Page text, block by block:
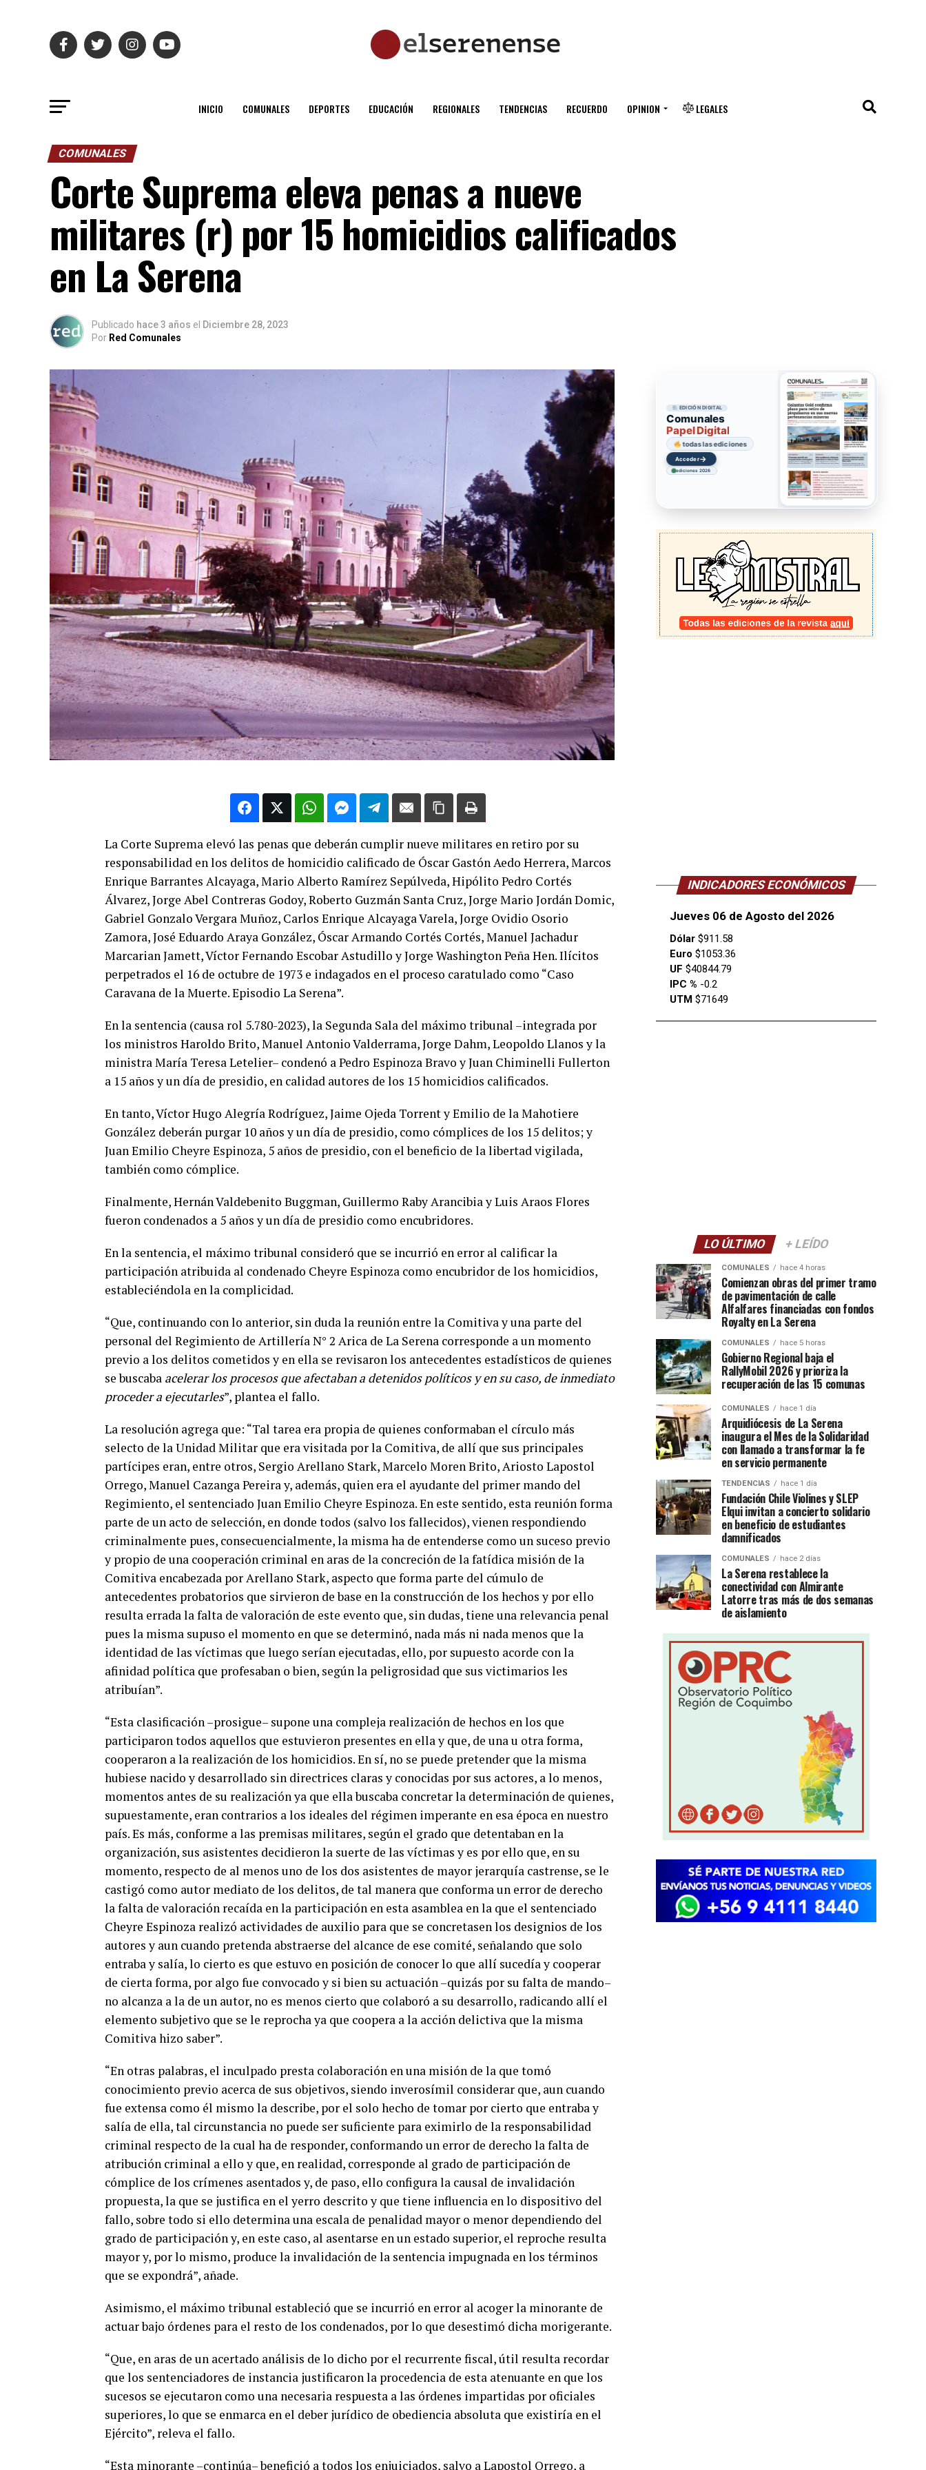
INICIO COMUNALES DEPORTES EDUCACIÓN REGIONALES TENDENCIAS RECUERDO OPINION LEGALES
COMUNALES
Corte Suprema eleva penas a nueve
militares (r) por 15 homicidios calificados
en La Serena
Publicado hace 3 años el Diciembre 28, 2023
Por Red Comunales
La Corte Suprema elevó las penas que deberán cumplir nueve militares en retiro por su
responsabilidad en los delitos de homicidio calificado de Óscar Gastón Aedo Herrera, Marcos
Enrique Barrantes Alcayaga, Mario Alberto Ramírez Sepúlveda, Hipólito Pedro Cortés
Álvarez, Jorge Abel Contreras Godoy, Roberto Guzmán Santa Cruz, Jorge Mario Jordán Domic,
Gabriel Gonzalo Vergara Muñoz, Carlos Enrique Alcayaga Varela, Jorge Ovidio Osorio
Zamora, José Eduardo Araya González, Óscar Armando Cortés Cortés, Manuel Jachadur
Marcarian Jamett, Víctor Fernando Escobar Astudillo y Jorge Washington Peña Hen. Ilícitos
perpetrados el 16 de octubre de 1973 e indagados en el proceso caratulado como “Caso
Caravana de la Muerte. Episodio La Serena”.
En la sentencia (causa rol 5.780-2023), la Segunda Sala del máximo tribunal –integrada por
los ministros Haroldo Brito, Manuel Antonio Valderrama, Jorge Dahm, Leopoldo Llanos y la
ministra María Teresa Letelier– condenó a Pedro Espinoza Bravo y Juan Chiminelli Fullerton
a 15 años y un día de presidio, en calidad autores de los 15 homicidios calificados.
En tanto, Víctor Hugo Alegría Rodríguez, Jaime Ojeda Torrent y Emilio de la Mahotiere
González deberán purgar 10 años y un día de presidio, como cómplices de los 15 delitos; y
Juan Emilio Cheyre Espinoza, 5 años de presidio, con el beneficio de la libertad vigilada,
también como cómplice.
Finalmente, Hernán Valdebenito Buggman, Guillermo Raby Arancibia y Luis Araos Flores
fueron condenados a 5 años y un día de presidio como encubridores.
En la sentencia, el máximo tribunal consideró que se incurrió en error al calificar la
participación atribuida al condenado Cheyre Espinoza como encubridor de los homicidios,
estableciéndola en la complicidad.
“Que, continuando con lo anterior, sin duda la reunión entre la Comitiva y una parte del
personal del Regimiento de Artillería N° 2 Arica de La Serena corresponde a un momento
previo a los delitos cometidos y en ella se revisaron los antecedentes estadísticos de quienes
se buscaba acelerar los procesos que afectaban a detenidos políticos y en su caso, de inmediato
proceder a ejecutarles”, plantea el fallo.
La resolución agrega que: “Tal tarea era propia de quienes conformaban el círculo más
selecto de la Unidad Militar que era visitada por la Comitiva, de allí que sus principales
partícipes eran, entre otros, Sergio Arellano Stark, Marcelo Moren Brito, Ariosto Lapostol
Orrego, Manuel Cazanga Pereira y, además, quien era el ayudante del primer mando del
Regimiento, el sentenciado Juan Emilio Cheyre Espinoza. En este sentido, esta reunión forma
parte de un acto de selección, en donde todos (salvo los fallecidos), vienen respondiendo
criminalmente pues, consecuencialmente, la misma ha de entenderse como un suceso previo
y propio de una cooperación criminal en aras de la concreción de la fatídica misión de la
Comitiva encabezada por Arellano Stark, aspecto que forma parte del cúmulo de
antecedentes probatorios que sirvieron de base en la construcción de los hechos y por ello
resulta errada la falta de valoración de este evento que, sin dudas, tiene una relevancia penal
pues la misma supuso el momento en que se determinó, nada más ni nada menos que la
identidad de las víctimas que luego serían ejecutadas, ello, por supuesto acorde con la
afinidad política que profesaban o bien, según la peligrosidad que sus victimarios les
atribuían”.
“Esta clasificación –prosigue– supone una compleja realización de hechos en los que
participaron todos aquellos que estuvieron presentes en ella y que, de una u otra forma,
cooperaron a la realización de los homicidios. En sí, no se puede pretender que la misma
hubiese nacido y desarrollado sin directrices claras y conocidas por sus actores, a lo menos,
momentos antes de su realización ya que ella buscaba concretar la determinación de quienes,
supuestamente, eran contrarios a los ideales del régimen imperante en esa época en nuestro
país. Es más, conforme a las premisas militares, según el grado que detentaban en la
organización, sus asistentes decidieron la suerte de las víctimas y es por ello que, en su
momento, respecto de al menos uno de los dos asistentes de mayor jerarquía castrense, se le
castigó como autor mediato de los delitos, de tal manera que conforma un error de derecho
la falta de valoración recaída en la participación en esta asamblea en la que el sentenciado
Cheyre Espinoza realizó actividades de auxilio para que se concretasen los designios de los
autores y aun cuando pretenda abstraerse del alcance de ese comité, señalando que solo
entraba y salía, lo cierto es que estuvo en posición de conocer lo que allí sucedía y cooperar
de cierta forma, por algo fue convocado y si bien su actuación –quizás por su falta de mando–
no alcanza a la de un autor, no es menos cierto que colaboró a su desarrollo, radicando allí el
elemento subjetivo que se le reprocha ya que coopera a la acción delictiva que la misma
Comitiva hizo saber”.
“En otras palabras, el inculpado presta colaboración en una misión de la que tomó
conocimiento previo acerca de sus objetivos, siendo inverosímil considerar que, aun cuando
fue extensa como él mismo la describe, por el solo hecho de tomar por cierto que entraba y
salía de ella, tal circunstancia no puede ser suficiente para eximirlo de la responsabilidad
criminal respecto de la cual ha de responder, conformando un error de derecho la falta de
atribución criminal a ello y que, en realidad, corresponde al grado de participación de
cómplice de los crímenes asentados y, de paso, ello configura la causal de invalidación
propuesta, la que se justifica en el yerro descrito y que tiene influencia en lo dispositivo del
fallo, sobre todo si ello determina una escala de penalidad mayor o menor dependiendo del
grado de participación y, en este caso, al asentarse en un estado superior, el reproche resulta
mayor y, por lo mismo, produce la invalidación de la sentencia impugnada en los términos
que se expondrá”, añade.
Asimismo, el máximo tribunal estableció que se incurrió en error al acoger la minorante de
actuar bajo órdenes para el resto de los condenados, por lo que desestimó dicha morigerante.
“Que, en aras de un acertado análisis de lo dicho por el recurrente fiscal, útil resulta recordar
que los sentenciadores de instancia justificaron la procedencia de esta atenuante en que los
sucesos se ejecutaron como una necesaria respuesta a las órdenes impartidas por oficiales
superiores, lo que se enmarca en el deber jurídico de obediencia absoluta que existiría en el
Ejército”, releva el fallo.
“Esta minorante –continúa– benefició a todos los enjuiciados, salvo a Lapostol Orrego, a
EDICIÓN DIGITAL
Comunales
Papel Digital
todas las ediciones
Acceder→
ediciones 2026
INDICADORES ECONÓMICOS
Jueves 06 de Agosto del 2026
Dólar $911.58
Euro $1053.36
UF $40844.79
IPC % -0.2
UTM $71649
LO ÚLTIMO + LEÍDO
COMUNALES hace 4 horas
Comienzan obras del primer tramo
de pavimentación de calle
Alfalfares financiadas con fondos
Royalty en La Serena
COMUNALES hace 5 horas
Gobierno Regional baja el
RallyMobil 2026 y prioriza la
recuperación de las 15 comunas
COMUNALES hace 1 día
Arquidiócesis de La Serena
inaugura el Mes de la Solidaridad
con llamado a transformar la fe
en servicio permanente
TENDENCIAS hace 1 día
Fundación Chile Violines y SLEP
Elqui invitan a concierto solidario
en beneficio de estudiantes
damnificados
COMUNALES hace 2 días
La Serena restablece la
conectividad con Almirante
Latorre tras más de dos semanas
de aislamiento